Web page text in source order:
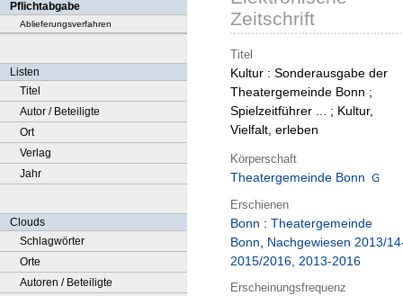
Pflichtabgabe
Ablieferungsverfahren
Listen
Titel
Autor / Beteiligte
Ort
Verlag
Jahr
Clouds
Schlagwörter
Orte
Autoren / Beteiligte
Zeitschrift
Titel
Kultur : Sonderausgabe der
Theatergemeinde Bonn ;
Spielzeitführer ... ; Kultur,
Vielfalt, erleben
Körperschaft
Theatergemeinde Bonn
Erschienen
Bonn : Theatergemeinde
Bonn, Nachgewiesen 2013/
2015/2016, 2013-2016
Erscheinungsfrequenz